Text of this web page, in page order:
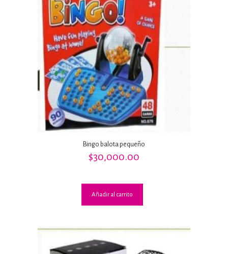
Bingo balota pequeño
$30,000.00
Añadir al carrito